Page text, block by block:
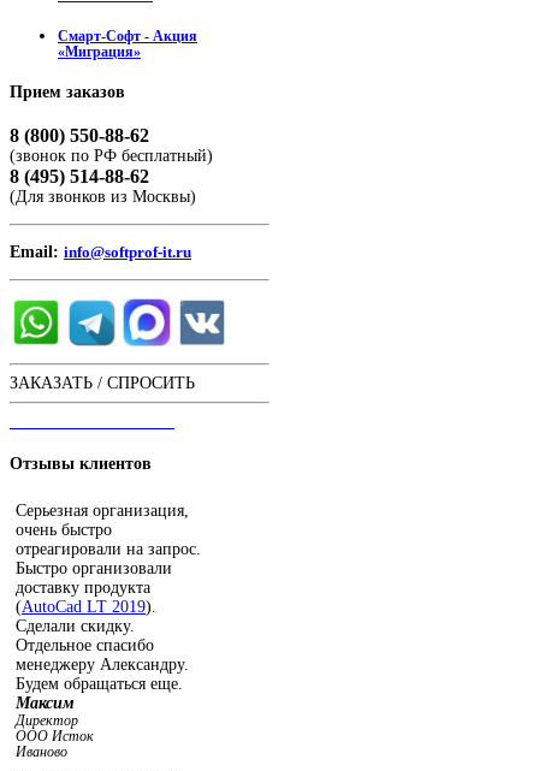
Смарт-Софт - Акция
«Миграция»
Прием заказов
8 (800) 550-88-62
(звонок по РФ бесплатный)
8 (495) 514-88-62
(Для звонков из Москвы)
Email: info@softprof-it.ru
ЗАКАЗАТЬ / СПРОСИТЬ
Отзывы клиентов
Серьезная организация,
очень быстро
отреагировали на запрос.
Быстро организовали
доставку продукта
(AutoCad LT 2019).
Сделали скидку.
Отдельное спасибо
менеджеру Александру.
Будем обращаться еще.
Максим
Директор
ООО Исток
Иваново